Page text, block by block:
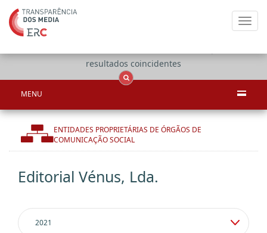
resultados coincidentes
MENU
ENTIDADES PROPRIETÁRIAS DE ÓRGÃOS DE
COMUNICAÇÃO SOCIAL
Editorial Vénus, Lda.